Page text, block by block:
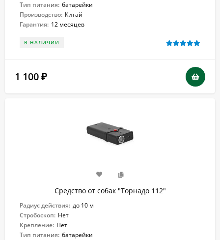
Тип питания: батарейки
Производство: Китай
Гарантия: 12 месяцев
В НАЛИЧИИ
1 100 ₽
Средство от собак "Торнадо 112"
Радиус действия: до 10 м
Стробоскоп: Нет
Крепление: Нет
Тип питания: батарейки